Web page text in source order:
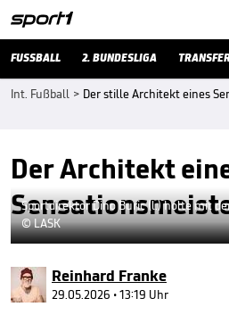
FUSSBALL 2. BUNDESLIGA
Int. Fußball > Der stille Architekt eines
Der Architekt
Sportdirektor Dino Buric (l.) holte mit
© LASK
Reinhard Franke
29.05.2026 • 13:19 Uhr